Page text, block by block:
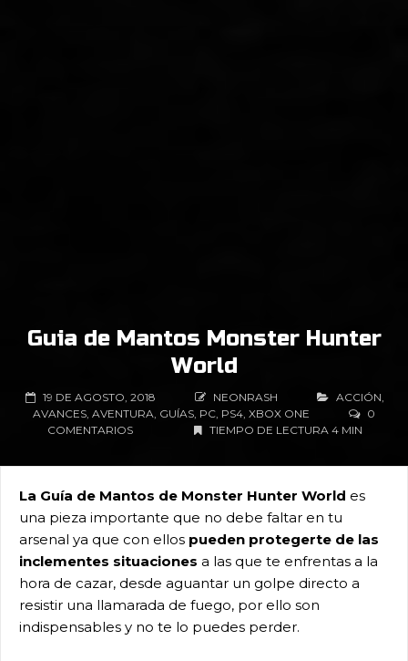
Guia de Mantos Monster Hunter
World
19 DE AGOSTO, 2018 NEONRASH ACCIÓN,
AVANCES, AVENTURA, GUÍAS, PC, PS4, XBOX ONE
TIEMPO DE LECTURA 4 MIN
0
COMENTARIOS
La Guía de Mantos de Monster Hunter World es
una pieza importante que no debe faltar en tu
arsenal ya que con ellos pueden protegerte de las
inclementes situaciones a las que te enfrentas a la
hora de cazar, desde aguantar un golpe directo a
resistir una llamarada de fuego, por ello son
indispensables y no te lo puedes perder.